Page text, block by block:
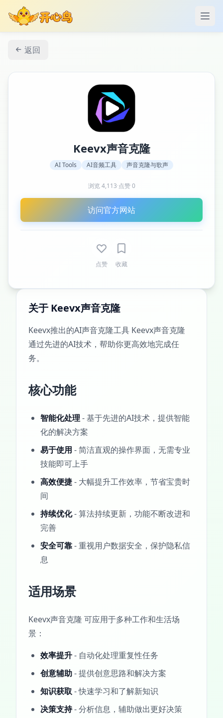
打开
返回
Keevx声音克隆
AI Tools AI音频工具 声音克隆与歌声
浏览4,113·点赞0
访问官方网站
点赞 收藏
关于 Keevx声音克隆
Keevx推出的AI声音克隆工具 Keevx声音克隆
通过先进的AI技术，帮助你更高效地完成任
务。
核心功能
智能化处理 - 基于先进的AI技术，提供智能
化的解决方案
易于使用 - 简洁直观的操作界面，无需专业
技能即可上手
高效便捷- 大幅提升工作效率，节省宝贵时
间
持续优化- 算法持续更新，功能不断改进和
完善
安全可靠- 重视用户数据安全，保护隐私信
息
适用场景
Keevx声音克隆 可应用于多种工作和生活场
景：
效率提升- 自动化处理重复性任务
创意辅助- 提供创意思路和解决方案
知识获取 - 快速学习和了解新知识
决策支持- 分析信息，辅助做出更好决策